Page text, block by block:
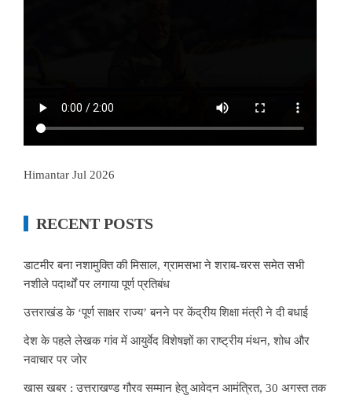
Himantar Jul 2026
RECENT POSTS
डाटमीर बना नशामुक्ति की मिसाल, ग्रामसभा ने शराब-चरस समेत सभी
नशीले पदार्थों पर लगाया पूर्ण प्रतिबंध
उत्तराखंड के ‘पूर्ण साक्षर राज्य’ बनने पर केंद्रीय शिक्षा मंत्री ने दी बधाई
देश के पहले लेखक गांव में आयुर्वेद विशेषज्ञों का राष्ट्रीय मंथन, शोध और
नवाचार पर जोर
खास खबर : उत्तराखण्ड गौरव सम्मान हेतु आवेदन आमंत्रित, 30 अगस्त तक